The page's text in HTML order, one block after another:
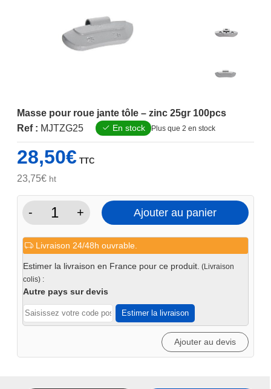
Masse pour roue jante tôle – zinc 25gr 100pcs
Ref : MJTZG25 En stock Plus que 2 en stock
28,50€ TTC
23,75€ht
-
quantité
Masse
pour
jante
tôle
-
+ Ajouter au panier
Livraison 24/48h ouvrable.
Estimer la livraison en France pour ce produit. (Livraison
colis) :
Autre pays sur devis
Estimer la livraison
Ajouter au devis